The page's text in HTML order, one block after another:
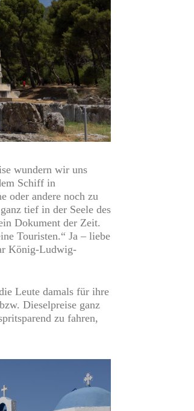
wundern wir uns
Schiff in
oder andere noch zu
tief in der Seele des
Dokument der Zeit.
Touristen.“ Ja – liebe
König-Ludwig-
Leute damals für ihre
Dieselpreise ganz
zu fahren,